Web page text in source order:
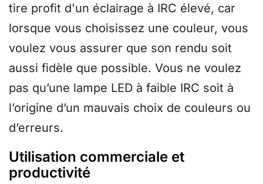
tire profit d'un éclairage à IRC élevé, car
lorsque vous choisissez une couleur, vous
voulez vous assurer que son rendu soit
aussi fidèle que possible. Vous ne voulez
pas qu’une lampe LED à faible IRC soit à
l’origine d’un mauvais choix de couleurs ou
d’erreurs.
Utilisation commerciale et
productivité